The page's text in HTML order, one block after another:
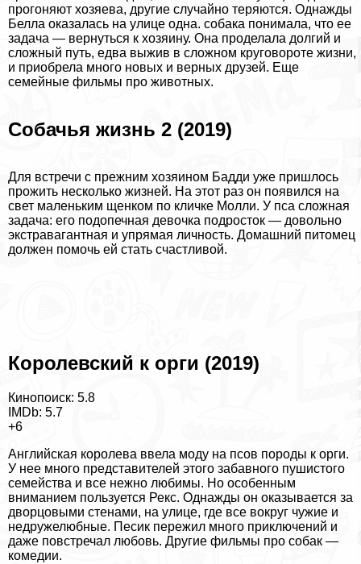
прогоняют хозяева, другие случайно теряются. Однажды
Белла оказалась на улице одна. собака понимала, что ее
задача — вернуться к хозяину. Она проделала долгий и
сложный путь, едва выжив в сложном круговороте жизни,
и приобрела много новых и верных друзей. Еще
семейные фильмы про животных.
Собачья жизнь 2 (2019)
Для встречи с прежним хозяином Бадди уже пришлось
прожить несколько жизней. На этот раз он появился на
свет маленьким щенком по кличке Молли. У пса сложная
задача: его подопечная дeвoчка подросток — довольно
экстравагантная и упрямая личность. Домашний питомец
должен помочь ей стать счастливой.
Королевский к opги (2019)
Кинопоиск: 5.8
IMDb: 5.7
+6
Английская королева ввела моду на псов породы к opги.
У нее много представителей этого забавного пушистого
семейства и все нежно любимы. Но особенным
вниманием пользуется Рекс. Однажды он оказывается за
дворцовыми стенами, на улице, где все вокруг чужие и
недружелюбные. Песик пережил много приключений и
даже повстречал любовь. Другие фильмы про собак —
комедии.